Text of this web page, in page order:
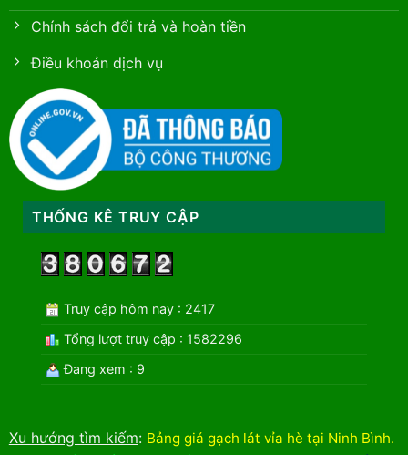
Chính sách đổi trả và hoàn tiền
Điều khoản dịch vụ
THỐNG KÊ TRUY CẬP
Truy cập hôm nay : 2417
Tổng lượt truy cập : 1582296
Đang xem : 9
Xu hướng tìm kiếm: Bảng giá gạch lát vỉa hè tại Ninh Bình.